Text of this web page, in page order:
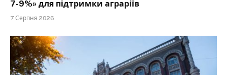
7-9%» для підтримки аграріїв
7 Серпня 2026